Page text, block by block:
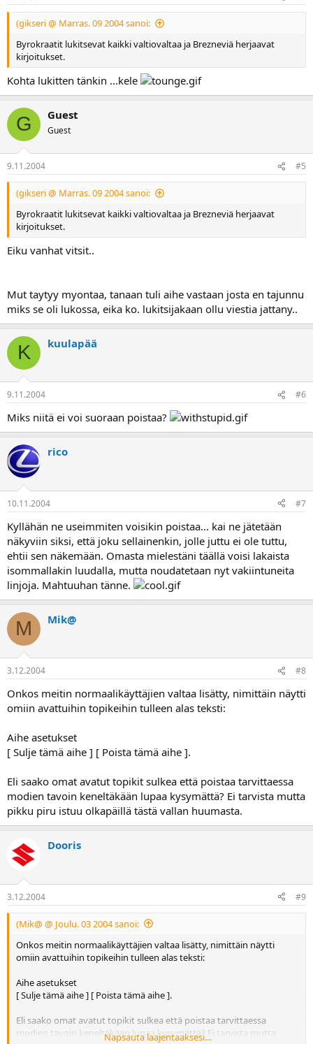
(gikseri @ Marras. 09 2004 sanoi:
Byrokraatit lukitsevat kaikki valtiovaltaa ja Brezneviä herjaavat
kirjoitukset.
Kohta lukitten tänkin ...kele
G Guest
Guest
9.11.2004 #5
(gikseri @ Marras. 09 2004 sanoi:
Byrokraatit lukitsevat kaikki valtiovaltaa ja Brezneviä herjaavat
kirjoitukset.
Eiku vanhat vitsit..
Mut taytyy myontaa, tanaan tuli aihe vastaan josta en tajunnu
miks se oli lukossa, eika ko. lukitsijakaan ollu viestia jattany..
K kuulapää
9.11.2004 #6
Miks niitä ei voi suoraan poistaa?
rico
10.11.2004 #7
Kyllähän ne useimmiten voisikin poistaa... kai ne jätetään
näkyviin siksi, että joku sellainenkin, jolle juttu ei ole tuttu,
ehtii sen näkemään. Omasta mielestäni täällä voisi lakaista
isommallakin luudalla, mutta noudatetaan nyt vakiintuneita
linjoja. Mahtuuhan tänne.
M Mik@
3.12.2004 #8
Onkos meitin normaalikäyttäjien valtaa lisätty, nimittäin näytti
omiin avattuihin topikeihin tulleen alas teksti:
Aihe asetukset
[ Sulje tämä aihe ] [ Poista tämä aihe ].
Eli saako omat avatut topikit sulkea että poistaa tarvittaessa
modien tavoin keneltäkään lupaa kysymättä? Ei tarvista mutta
pikku piru istuu olkapäillä tästä vallan huumasta.
Dooris
3.12.2004 #9
(Mik@ @ Joulu. 03 2004 sanoi:
Onkos meitin normaalikäyttäjien valtaa lisätty, nimittäin näytti
omiin avattuihin topikeihin tulleen alas teksti:
Aihe asetukset
[ Sulje tämä aihe ] [ Poista tämä aihe ].
Eli saako omat avatut topikit sulkea että poistaa tarvittaessa
modien tavoin keneltäkään lupaa kysymättä? Ei tarvista mutta
Napsauta laajentaaksesi...